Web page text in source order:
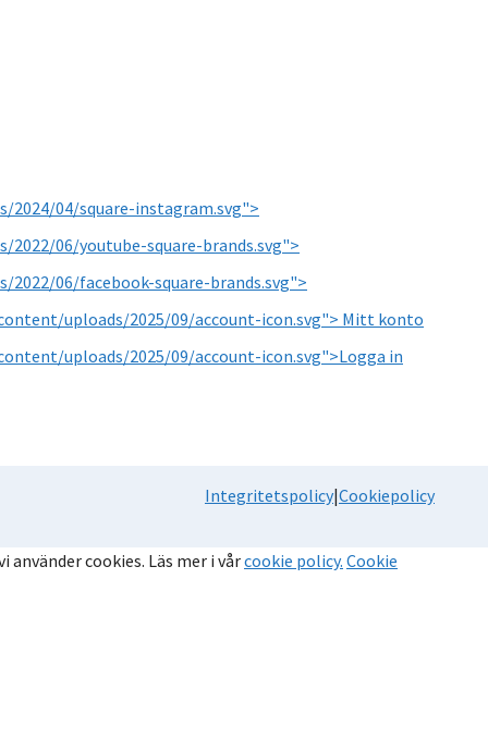
04/square-instagram.svg">
06/youtube-square-brands.svg">
06/facebook-square-brands.svg">
uploads/2025/09/account-icon.svg"> Mitt konto
uploads/2025/09/account-icon.svg">Logga in
Integritetspolicy|Cookiepolicy
cookies. Läs mer i vårcookie policy. Cookie